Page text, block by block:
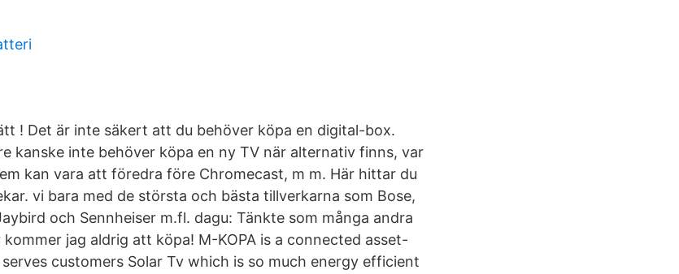
! Det är inte säkert att du behöver köpa en digital-box.
kanske inte behöver köpa en ny TV när alternativ finns, var
kan vara att föredra före Chromecast, m m. Här hittar du
vi bara med de största och bästa tillverkarna som Bose,
och Sennheiser m.fl. dagu: Tänkte som många andra
jag aldrig att köpa! M-KOPA is a connected asset-
customers Solar Tv which is so much energy efficient